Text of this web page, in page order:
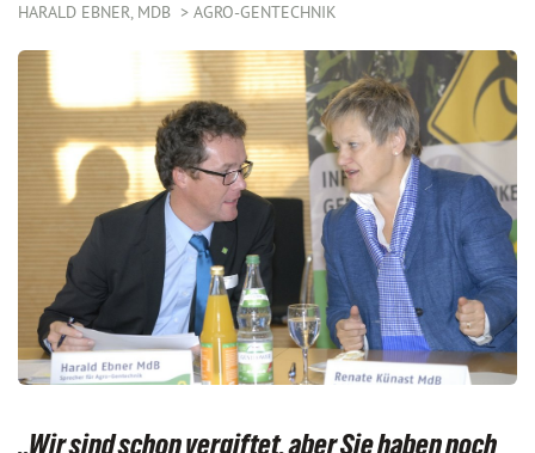
HARALD EBNER, MDB AGRO-GENTECHNIK
„Wir sind schon vergiftet, aber Sie haben noch